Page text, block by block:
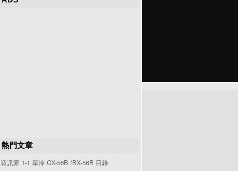
熱門文章
資訊家 1-1 單冷 CX-56B /BX-56B 目錄